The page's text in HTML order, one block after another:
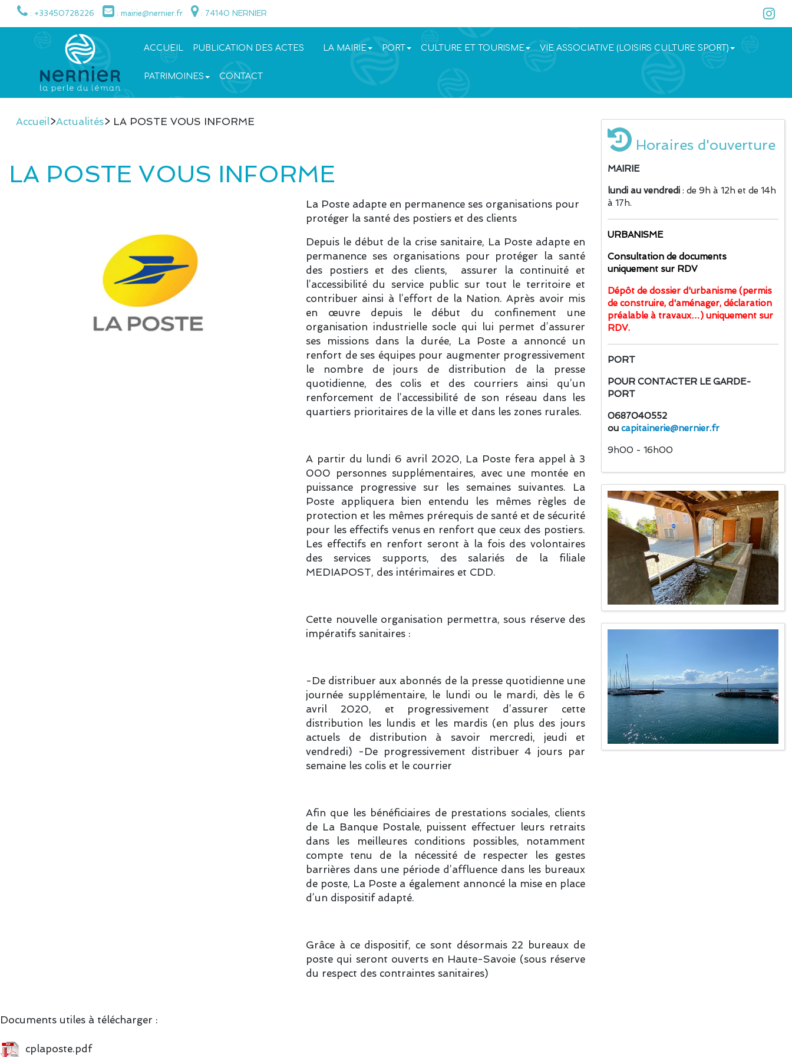
: +33450728226 : mairie@nernier.fr : 74140 NERNIER
ACCUEIL PUBLICATION DES ACTES LA MAIRIE PORT CULTURE ET TOURISME VIE ASSOCIATIVE (LOISIRS CULTURE SPORT)
PATRIMOINES CONTACT
Accueil>Actualités> LA POSTE VOUS INFORME
LA POSTE VOUS INFORME
La Poste adapte en permanence ses organisations pour
protéger la santé des postiers et des clients
Depuis le début de la crise sanitaire, La Poste adapte en
permanence ses organisations pour protéger la santé
des postiers et des clients, assurer la continuité et
l’accessibilité du service public sur tout le territoire et
contribuer ainsi à l’effort de la Nation. Après avoir mis
en œuvre depuis le début du confinement une
organisation industrielle socle qui lui permet d’assurer
ses missions dans la durée, La Poste a annoncé un
renfort de ses équipes pour augmenter progressivement
le nombre de jours de distribution de la presse
quotidienne, des colis et des courriers ainsi qu’un
renforcement de l’accessibilité de son réseau dans les
quartiers prioritaires de la ville et dans les zones rurales.
A partir du lundi 6 avril 2020, La Poste fera appel à 3
000 personnes supplémentaires, avec une montée en
puissance progressive sur les semaines suivantes. La
Poste appliquera bien entendu les mêmes règles de
protection et les mêmes prérequis de santé et de sécurité
pour les effectifs venus en renfort que ceux des postiers.
Les effectifs en renfort seront à la fois des volontaires
des services supports, des salariés de la filiale
MEDIAPOST, des intérimaires et CDD.
Cette nouvelle organisation permettra, sous réserve des
impératifs sanitaires :
-De distribuer aux abonnés de la presse quotidienne une
journée supplémentaire, le lundi ou le mardi, dès le 6
avril 2020, et progressivement d’assurer cette
distribution les lundis et les mardis (en plus des jours
actuels de distribution à savoir mercredi, jeudi et
vendredi) -De progressivement distribuer 4 jours par
semaine les colis et le courrier
Afin que les bénéficiaires de prestations sociales, clients
de La Banque Postale, puissent effectuer leurs retraits
dans les meilleures conditions possibles, notamment
compte tenu de la nécessité de respecter les gestes
barrières dans une période d’affluence dans les bureaux
de poste, La Poste a également annoncé la mise en place
d’un dispositif adapté.
Grâce à ce dispositif, ce sont désormais 22 bureaux de
poste qui seront ouverts en Haute-Savoie (sous réserve
du respect des contraintes sanitaires)
Documents utiles à télécharger :
cplaposte.pdf
Horaires d'ouverture
MAIRIE
lundi au vendredi : de 9h à 12h et de 14h
à 17h.
URBANISME
Consultation de documents
uniquement sur RDV
Dépôt de dossier d'urbanisme (permis
de construire, d'aménager, déclaration
préalable à travaux…) uniquement sur
RDV.
PORT
POUR CONTACTER LE GARDE-
PORT
0687040552
ou capitainerie@nernier.fr
9h00 - 16h00